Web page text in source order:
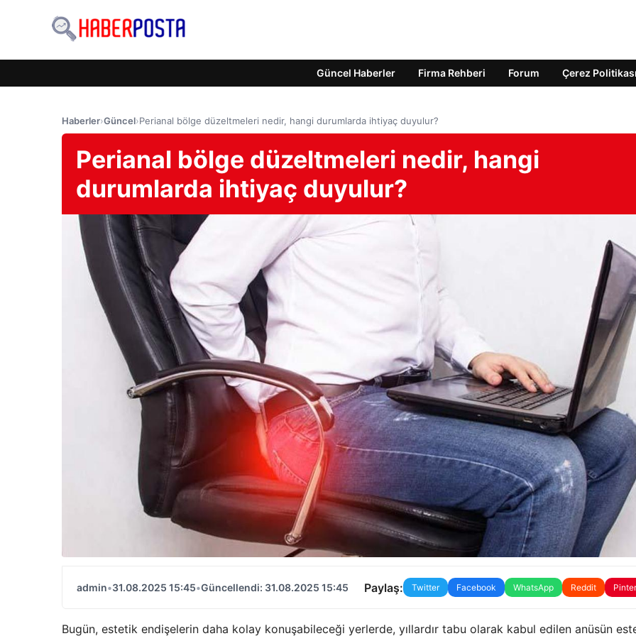
Güncel Haberler Firma Rehberi Forum Çerez Politikası
Haberler›Güncel›Perianal bölge düzeltmeleri nedir, hangi durumlarda ihtiyaç duyulur?
Perianal bölge düzeltmeleri nedir, hangi
durumlarda ihtiyaç duyulur?
admin•31.08.2025 15:45•Güncellendi: 31.08.2025 15:45 Paylaş: Twitter Facebook WhatsApp Reddit
Bugün, estetik endişelerin daha kolay konuşabileceği yerlerde, yıllardır tabu olarak kabul edilen anüsün